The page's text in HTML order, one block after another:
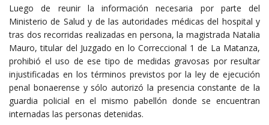
Luego de reunir la información necesaria por parte del
Ministerio de Salud y de las autoridades médicas del hospital y
tras dos recorridas realizadas en persona, la magistrada Natalia
Mauro, titular del Juzgado en lo Correccional 1 de La Matanza,
prohibió el uso de ese tipo de medidas gravosas por resultar
injustificadas en los términos previstos por la ley de ejecución
penal bonaerense y sólo autorizó la presencia constante de la
guardia policial en el mismo pabellón donde se encuentran
internadas las personas detenidas.